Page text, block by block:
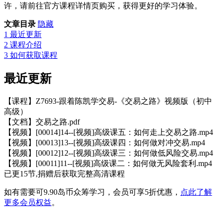
许，请前往官方课程详情页购买，获得更好的学习体验。
文章目录 隐藏
1 最近更新
2 课程介绍
3 如何获取课程
最近更新
【课程】Z7693-跟着陈凯学交易-《交易之路》视频版（初中
高级）
【文档】交易之路.pdf
【视频】[00014]14--[视频]高级课五：如何走上交易之路.mp4
【视频】[00013]13--[视频]高级课四：如何做对冲交易.mp4
【视频】[00012]12--[视频]高级课三：如何做低风险交易.mp4
【视频】[00011]11--[视频]高级课二：如何做无风险套利.mp4
已更15节,捐赠后获取完整高清课程
如有需要可9.90岛币众筹学习，会员可享5折优惠， 点此了解
更多会员权益。